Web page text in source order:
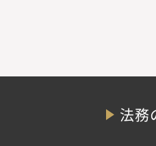
法務